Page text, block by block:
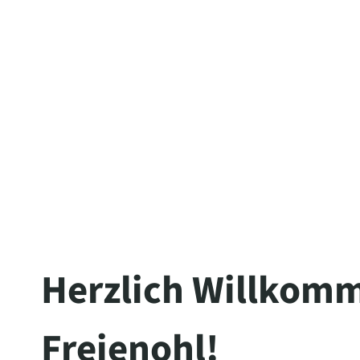
Herzlich